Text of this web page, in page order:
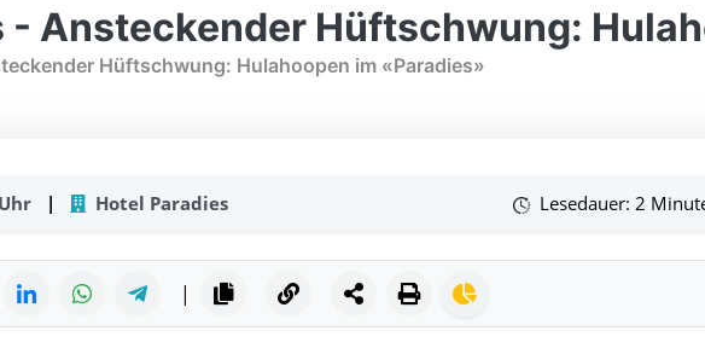
- Ansteckender Hüftschwung:
Hüftschwung: Hulahoopen im «Paradies»
| Hotel Paradies Lesedauer: 2
|